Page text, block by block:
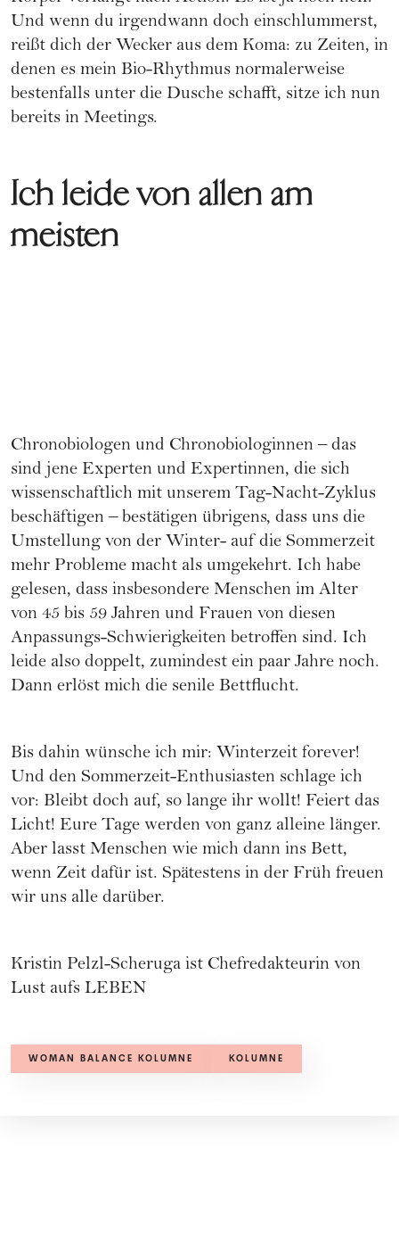
Und wenn du irgendwann doch einschlummerst,
reißt dich der Wecker aus dem Koma: zu Zeiten, in
denen es mein Bio-Rhythmus normalerweise
bestenfalls unter die Dusche schafft, sitze ich nun
bereits in Meetings.
Ich leide von allen am
meisten
Chronobiologen und Chronobiologinnen – das
sind jene Experten und Expertinnen, die sich
wissenschaftlich mit unserem Tag-Nacht-Zyklus
beschäftigen – bestätigen übrigens, dass uns die
Umstellung von der Winter- auf die Sommerzeit
mehr Probleme macht als umgekehrt. Ich habe
gelesen, dass insbesondere Menschen im Alter
von 45 bis 59 Jahren und Frauen von diesen
Anpassungs-Schwierigkeiten betroffen sind. Ich
leide also doppelt, zumindest ein paar Jahre noch.
Dann erlöst mich die senile Bettflucht.
Bis dahin wünsche ich mir: Winterzeit forever!
Und den Sommerzeit-Enthusiasten schlage ich
vor: Bleibt doch auf, so lange ihr wollt! Feiert das
Licht! Eure Tage werden von ganz alleine länger.
Aber lasst Menschen wie mich dann ins Bett,
wenn Zeit dafür ist. Spätestens in der Früh freuen
wir uns alle darüber.
Kristin Pelzl-Scheruga ist Chefredakteurin von
Lust aufs LEBEN
WOMAN BALANCE KOLUMNE KOLUMNE